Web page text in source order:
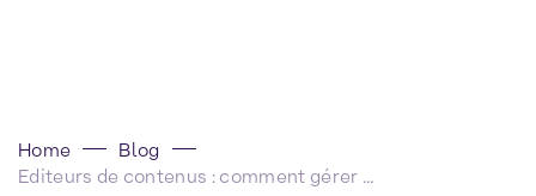
Home
Blog
Editeurs de contenus : comment gérer la fin des ad-servers publishers ?